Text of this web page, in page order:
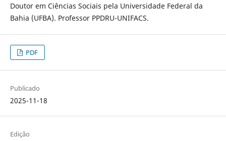
Doutor em Ciências Sociais pela Universidade Federal da
Bahia (UFBA). Professor PPDRU-UNIFACS.
PDF
Publicado
2025-11-18
Edição